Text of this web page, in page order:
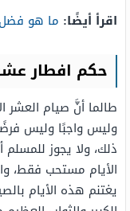
اقرأ أيضًا: ما هو فضل
حكم افطار
طالما أنَّ صيام
وليس واجبًا وليس
ذلك، ولا يجوز
الأيام مستحب فقط،
يغتنم هذه الأيام